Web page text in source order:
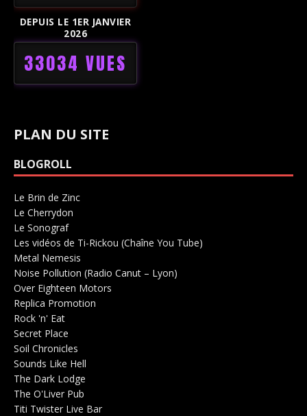
DEPUIS LE 1ER JANVIER
2026
33034 VUES
PLAN DU SITE
BLOGROLL
Le Brin de Zinc
Le Cherrydon
Le SonografSalle de concerts 0
Les vidéos de Ti-Rickou (Chaîne You Tube)
Metal Nemesis
Noise Pollution (Radio Canut – Lyon)
Over Eighteen Motors
Replica Promotion
Rock 'n' Eat
Secret Place
Soil Chronicles
Sounds Like Hell
The Dark Lodge
The O'Liver Pub
Titi Twister Live Bar